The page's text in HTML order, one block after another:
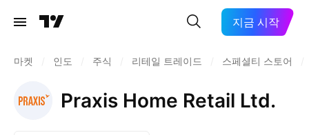
지금 시작
마켓 인도 주식 리테일 트레이드 스페셜티 스토어
Praxis Home Retail Ltd.